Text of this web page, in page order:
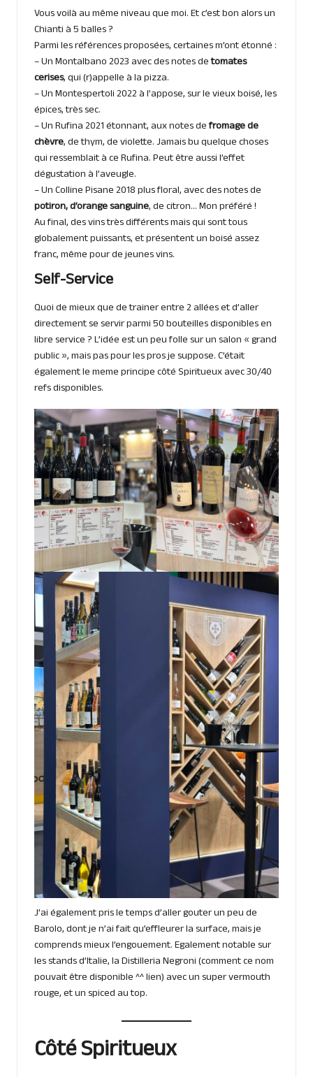
Vous voilà au même niveau que moi. Et c’est bon alors un
Chianti à 5 balles ?
Parmi les références proposées, certaines m’ont étonné :
– Un Montalbano 2023 avec des notes detomates
cerises, qui (r)appelle à la pizza.
– Un Montespertoli 2022 à l’appose, sur le vieux boisé, les
épices, très sec.
– Un Rufina 2021 étonnant, aux notes defromage de
chèvre, de thym, de violette. Jamais bu quelque choses
qui ressemblait à ce Rufina. Peut être aussi l’effet
dégustation à l’aveugle.
– Un Colline Pisane 2018 plus floral, avec des notes de
potiron, d’orange sanguine, de citron… Mon préféré !
Au final, des vins très différents mais qui sont tous
globalement puissants, et présentent un boisé assez
franc, même pour de jeunes vins.
Self-Service
Quoi de mieux que de trainer entre 2 allées et d’aller
directement se servir parmi 50 bouteilles disponibles en
libre service ? L’idée est un peu folle sur un salon « grand
public », mais pas pour les pros je suppose. C’était
également le meme principe côté Spiritueux avec 30/40
refs disponibles.
J’ai également pris le temps d’aller gouter un peu de
Barolo, dont je n’ai fait qu’effleurer la surface, mais je
comprends mieux l’engouement. Egalement notable sur
les stands d’Italie, la Distilleria Negroni (comment ce nom
pouvait être disponible ^^lien) avec un super vermouth
rouge, et un spiced au top.
Côté Spiritueux